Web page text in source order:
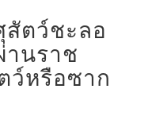
ตว์ชะลอ
านราช
ว์หรือซาก